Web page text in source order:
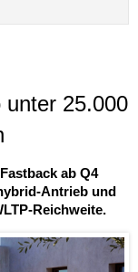
25.000
ab Q4
Antrieb und
Reichweite.